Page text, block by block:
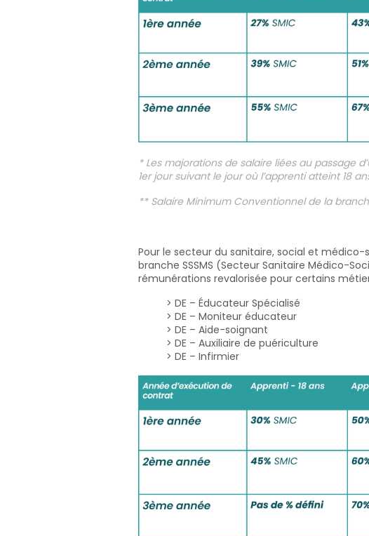
* Les majorations de salaire liées au passage
1erjour suivant le jour où l’apprenti atteint 18
** Salaire Minimum Conventionnel de la
Pour le secteur du sanitaire, social et médico-
branche SSSMS (Secteur Sanitaire Médico-
rémunérations revalorisée pour certains
> DE – Éducateur Spécialisé
> DE – Moniteur éducateur
> DE – Aide-soignant
> DE – Auxiliaire de puériculture
> DE – Infirmier